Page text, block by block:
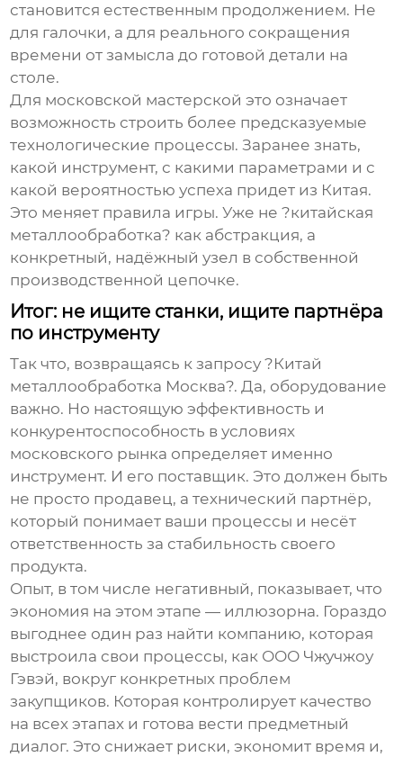
становится естественным продолжением. Не
для галочки, а для реального сокращения
времени от замысла до готовой детали на
столе.
Для московской мастерской это означает
возможность строить более предсказуемые
технологические процессы. Заранее знать,
какой инструмент, с какими параметрами и с
какой вероятностью успеха придет из Китая.
Это меняет правила игры. Уже не ?китайская
металлообработка? как абстракция, а
конкретный, надёжный узел в собственной
производственной цепочке.
Итог: не ищите станки, ищите партнёра
по инструменту
Так что, возвращаясь к запросу ?Китай
металлообработка Москва?. Да, оборудование
важно. Но настоящую эффективность и
конкурентоспособность в условиях
московского рынка определяет именно
инструмент. И его поставщик. Это должен быть
не просто продавец, а технический партнёр,
который понимает ваши процессы и несёт
ответственность за стабильность своего
продукта.
Опыт, в том числе негативный, показывает, что
экономия на этом этапе — иллюзорна. Гораздо
выгоднее один раз найти компанию, которая
выстроила свои процессы, как ООО Чжучжоу
Гэвэй, вокруг конкретных проблем
закупщиков. Которая контролирует качество
на всех этапах и готова вести предметный
диалог. Это снижает риски, экономит время и,